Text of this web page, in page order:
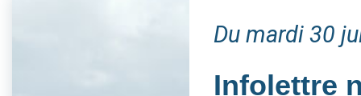
Du mardi 30
Infolettre